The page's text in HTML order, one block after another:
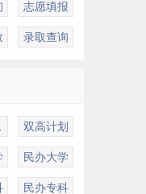
志愿填报
录取查询
双高计划
民办大学
民办专科